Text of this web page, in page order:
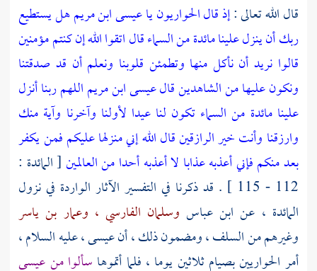
قال الله تعالى :إذ قال الحواريون يا عيسى ابن مريم هل يستطيع
ربك أن ينزل علينا مائدة من السماء قال اتقوا الله إن كنتم مؤمنين
قالوا نريد أن نأكل منها وتطمئن قلوبنا ونعلم أن قد صدقتنا
ونكون عليها من الشاهدين قال عيسى ابن مريم اللهم ربنا أنزل
علينا مائدة من السماء تكون لنا عيدا لأولنا وآخرنا وآية منك
وارزقنا وأنت خير الرازقين قال الله إني منزلها عليكم فمن يكفر
بعد منكم فإني أعذبه عذابا لا أعذبه أحدا من العالمين[ المائدة :
112 - 115 ] . قد ذكرنا في التفسير الآثار الواردة في نزول
المائدة ، عن ابن عباس وسلمان الفارسي ، وعمار بن ياسر
وغيرهم من السلف ، ومضمون ذلك ، أنعيسى ،عليه السلام ،
أمر الحواريين بصيام ثلاثين يوما ، فلما أتموها سألوا منعيسى